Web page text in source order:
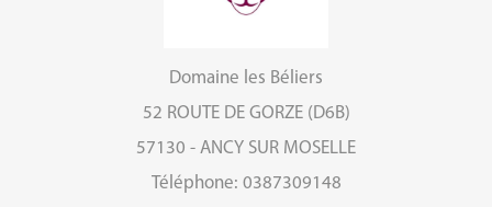
Domaine les Béliers
52 ROUTE DE GORZE (D6B)
57130 - ANCY SUR MOSELLE
Téléphone: 0387309148